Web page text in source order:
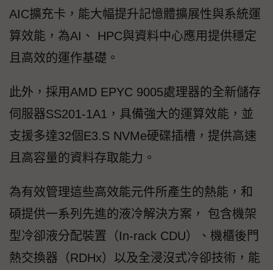
AIC擴充卡，能大幅提升記憶體擴展性與系統運
算效能，為AI、 HPC與資料中心應用提供穩定
且高效的運作基礎。
此外，採用AMD EPYC 9005處理器的全新儲存
伺服器SS201-1A1，具備強大的運算效能，並
支援多達32個E3.S NVMe硬碟插槽，提供高速
且高容量的資料存取能力。
為有效管理這些高效能元件所產生的熱能，和
碩提供一系列先進的液冷解決方案， 包含機架
型冷卻液分配裝置（In-rack CDU）、機櫃後門
熱交換器（RDHx）以及全浸沒式冷卻技術，能